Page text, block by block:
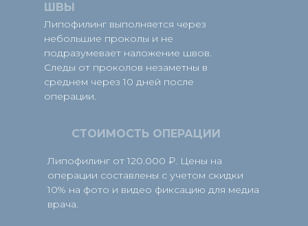
ШВЫ
Липофилинг выполняется через
небольшие проколы и не
подразумевает наложение швов.
Следы от проколов незаметны в
среднем через 10 дней после
операции.
СТОИМОСТЬ ОПЕРАЦИИ
Липофилинг от 120.000 ₽. Цены на
операции составлены с учетом скидки
10% на фото и видео фиксацию для медиа
врача.